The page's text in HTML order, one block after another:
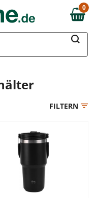
0,00 €
0
FILTERN